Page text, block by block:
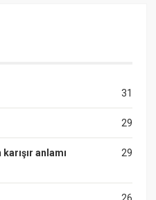
31
29
29
anlamı
26